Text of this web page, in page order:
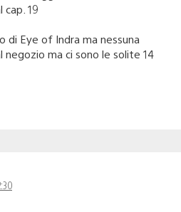
19
di Eye of Indra ma nessuna
negozio ma ci sono le solite 14